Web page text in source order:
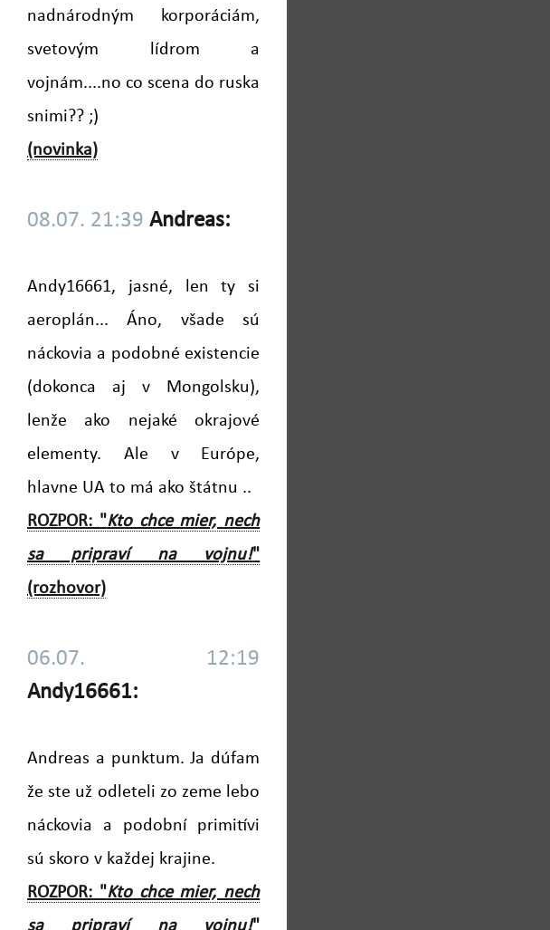
nadnárodným korporáciám,
svetovým lídrom a
vojnám....no co scena do ruska
snimi?? ;)
(novinka)
08.07. 21:39 Andreas:
Andy16661, jasné, len ty si
aeroplán... Áno, všade sú
náckovia a podobné existencie
(dokonca aj v Mongolsku),
lenže ako nejaké okrajové
elementy. Ale v Európe,
hlavne UA to má ako štátnu ..
ROZPOR: "Kto chce mier, nech
sa pripraví na vojnu!"
(rozhovor)
06.07. 12:19
Andy16661:
Andreas a punktum. Ja dúfam
že ste už odleteli zo zeme lebo
náckovia a podobní primitívi
sú skoro v každej krajine.
ROZPOR: "Kto chce mier, nech
sa pripraví na vojnu!"